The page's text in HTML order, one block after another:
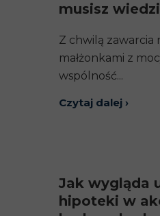
musisz
Z chwilą zawarcia
małżonkami z
wspólność...
Czytaj dalej ›
Jak wygląda
hipoteki w